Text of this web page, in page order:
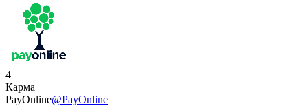
4
Карма
PayOnline@PayOnline